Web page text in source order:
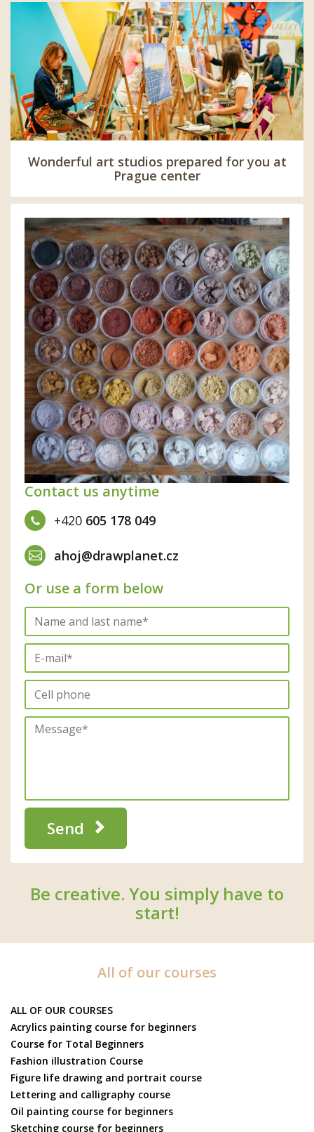
Wonderful art studios prepared for you at
Prague center
Contact us anytime
+420 605 178 049
ahoj@drawplanet.cz
Or use a form below
Send
Be creative. You simply have to
start!
All of our courses
ALL OF OUR COURSES
Acrylics painting course for beginners
Course for Total Beginners
Fashion illustration Course
Figure life drawing and portrait course
Lettering and calligraphy course
Oil painting course for beginners
Sketching course for beginners